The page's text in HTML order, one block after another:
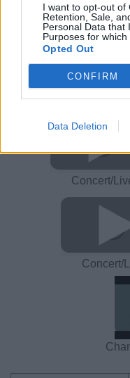
I want to opt-out of
Retention, Sale,
Personal Data that
Purposes for which
Opted Out
CONFIRM
Data Deletion
Paroles + Traduction
Commentaires
Voir la vidéo
Concert/
Concert/